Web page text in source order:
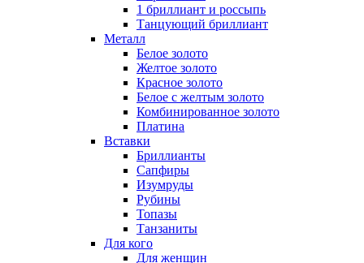
1 бриллиант и россыпь
Танцующий бриллиант
Металл
Белое золото
Желтое золото
Красное золото
Белое с желтым золото
Комбинированное золото
Платина
Вставки
Бриллианты
Сапфиры
Изумруды
Рубины
Топазы
Танзаниты
Для кого
Для женщин